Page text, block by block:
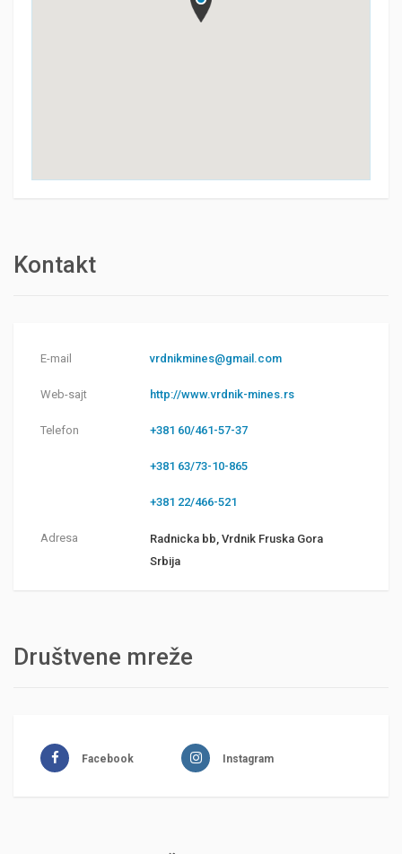
Kontakt
E-mail vrdnikmines@gmail.com
Web-sajt http://www.vrdnik-mines.rs
Telefon +381 60/461-57-37
+381 63/73-10-865
+381 22/466-521
Adresa
Radnicka bb, Vrdnik Fruska Gora
Srbija
Društvene mreže
Facebook Instagram